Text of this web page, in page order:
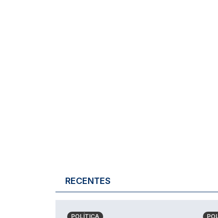
RECENTES
POLÍTICA